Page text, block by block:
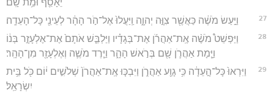
יֵאָסֵ֖ף וּמֵ֥ת שָֽׁם׃
27 וַיַּ֣עַשׂ מֹשֶׁ֔ה כַּאֲשֶׁ֖ר צִוָּ֣ה יְהוָ֑ה וַֽיַּעֲלוּ֙ אֶל־הֹ֣ר הָהָ֔ר לְעֵינֵ֖י כָּל־הָעֵדָֽה׃
28
וַיַּפְשֵׁט֩ מֹשֶׁ֨ה אֶֽת־אַהֲרֹ֜ן אֶת־בְּגָדָ֗יו וַיַּלְבֵּ֤שׁ אֹתָם֙ אֶת־אֶלְעָזָ֣ר בְּנ֔וֹ
וַיָּ֧מָת אַהֲרֹ֛ן שָׁ֖ם בְּרֹ֣אשׁ הָהָ֑ר וַיֵּ֧רֶד מֹשֶׁ֛ה וְאֶלְעָזָ֖ר מִן־הָהָֽר׃
29
וַיִּרְאוּ֙ כָּל־הָ֣עֵדָ֔ה כִּ֥י גָוַ֖ע אַהֲרֹ֑ן וַיִּבְכּ֤וּ אֶֽת־אַהֲרֹן֙ שְׁלֹשִׁ֣ים י֔וֹם כֹּ֖ל בֵּ֥ית
יִשְׂרָאֵֽל׃